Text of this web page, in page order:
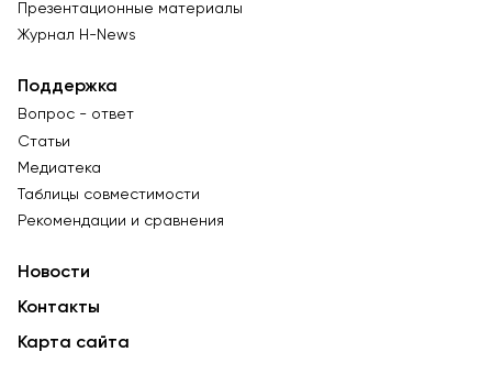
Презентационные материалы
Журнал Н-News
Поддержка
Вопрос - ответ
Статьи
Медиатека
Таблицы совместимости
Рекомендации и сравнения
Новости
Контакты
Карта сайта